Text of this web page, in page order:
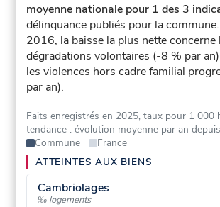
moyenne nationale pour 1 des 3
délinquance publiés pour la commune.
2016, la baisse la plus nette concerne
dégradations volontaires (-8 % par
les violences hors cadre familial
par an).
Faits enregistrés en 2025, taux pour 1 000
tendance : évolution moyenne par an
Commune
France
ATTEINTES AUX BIENS
Cambriolages
‰ logements